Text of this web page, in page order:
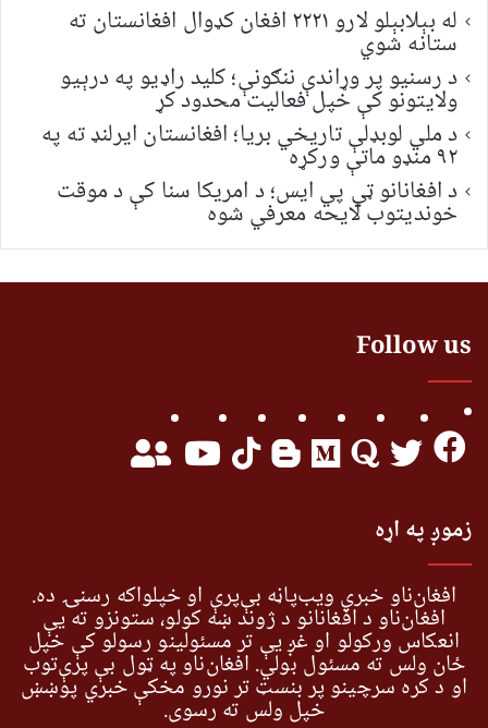
له بېلابېلو لارو ۲۲۲۱ افغان کډوال افغانستان ته
ستانه شوي
د رسنیو پر وړاندې ننګونې؛ کلید راډیو په درېیو
ولایتونو کې خپل فعالیت محدود کړ
د ملي لوبډلې تاریخي بریا؛ افغانستان ایرلنډ ته په
۹۲ منډو ماتې ورکړه
د افغانانو ټي پي ایس؛ د امریکا سنا کې د موقت
خونديتوب لایحه معرفي شوه
Follow us
زموږ په اړه
افغان‌ناو خبري ویب‌پاڼه بې‌پرې او خپلواکه رسنۍ ده.
افغان‌ناو د افغانانو د ژوند ښه کولو، ستونزو ته یې
انعکاس ورکولو او غږ یې تر مسئولینو رسولو کې خپل
ځان ولس ته مسئول بولي. افغان‌ناو په ټول بې پرې‌توب
او د کره سرچینو پر بنسټ تر نورو مخکې خبري پوښښ
خپل ولس ته رسوي.